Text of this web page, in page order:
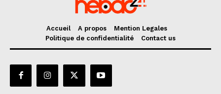
Accueil A propos
Mention Legales
Politique de confidentialité
Contact us